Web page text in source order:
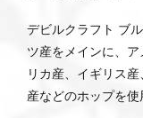
デビルクラフト ブ
ツ産をメインに、
リカ産、イギリス
産などのホップを使